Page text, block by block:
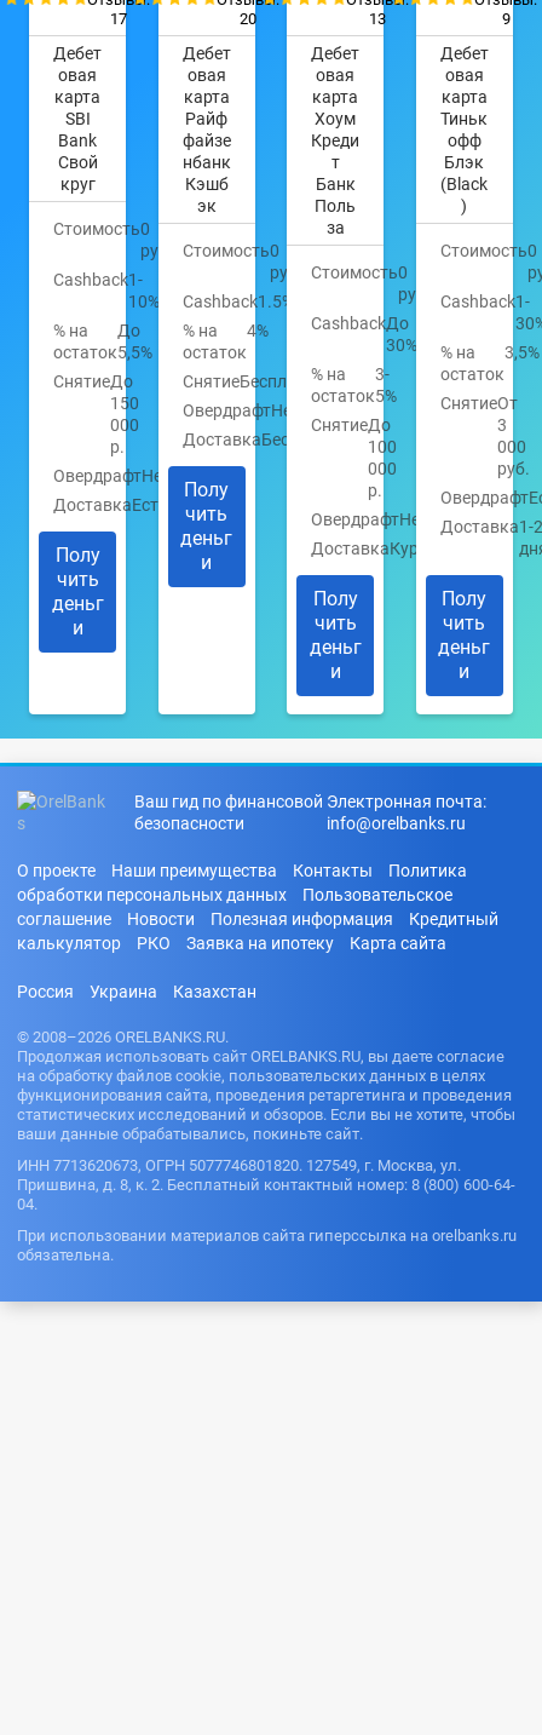
17
Дебет
овая
карта
SBI
Bank
Свой
круг
Стоимость0
руб.
Cashback1-
10%
% на
остаток
До
5,5%
СнятиеДо
150
000
р.
ОвердрафтНет
ДоставкаЕсть
Полу
чить
деньг
и
20
Дебет
овая
карта
Райф
файзе
нбанк
Кэшб
эк
Стоимость0
руб.
Cashback1.5%
% на
остаток
4%
СнятиеБесплатно
ОвердрафтНет
ДоставкаБесплатно
Полу
чить
деньг
и
13
Дебет
овая
карта
Хоум
Креди
т
Банк
Поль
за
Стоимость0
руб.
CashbackДо
30%
% на
остаток
3-
5%
СнятиеДо
100
000
р.
ОвердрафтНет
ДоставкаКурьером
Полу
чить
деньг
и
9
Дебет
овая
карта
Тиньк
офф
Блэк
(Black
)
Стоимость0
Cashback1-
% на
остаток
3,5%
СнятиеОт
3
000
руб.
Овердрафт
Доставка1-2
Полу
чить
деньг
и
Ваш гид по финансовой
безопасности
Электронная почта:
info@orelbanks.ru
О проекте Наши преимущества Контакты
Политика
обработки персональных данных
Пользовательское
соглашение
Новости Полезная информация
Кредитный
калькулятор
РКО Заявка на ипотеку Карта сайта
Россия Украина Казахстан
© 2008–2026 ORELBANKS.RU.
Продолжая использовать сайт ORELBANKS.RU, вы даете согласие
на обработку файлов cookie, пользовательских данных в целях
функционирования сайта, проведения ретаргетинга и проведения
статистических исследований и обзоров. Если вы не хотите, чтобы
ваши данные обрабатывались, покиньте сайт.
ИНН 7713620673, ОГРН 5077746801820. 127549, г. Москва, ул.
Пришвина, д. 8, к. 2. Бесплатный контактный номер: 8 (800) 600-64-
04.
При использовании материалов сайта гиперссылка на orelbanks.ru
обязательна.